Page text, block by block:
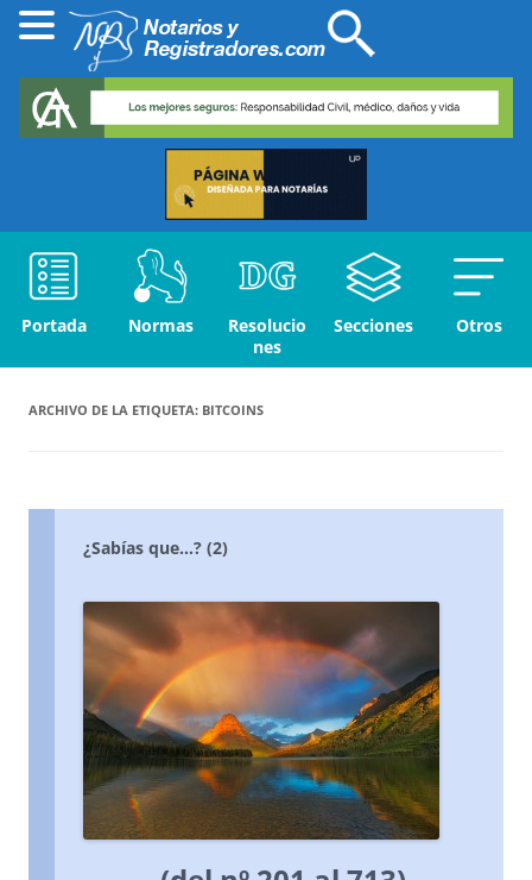
Portada Normas
Resolucio
nes
Secciones Otros
ARCHIVO DE LA ETIQUETA: BITCOINS
¿Sabías que…? (2)